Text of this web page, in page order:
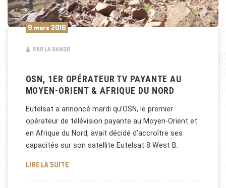
9 mars 2016
PAR LA RANDO
OSN, 1ER OPÉRATEUR TV PAYANTE AU
MOYEN-ORIENT & AFRIQUE DU NORD
Eutelsat a annoncé mardi qu’OSN, le premier
opérateur de télévision payante au Moyen-Orient et
en Afrique du Nord, avait décidé d’accroître ses
capacités sur son satellite Eutelsat 8 West B.
LIRE LA SUITEOSN, 1ER OPÉRATEUR TV PAYANTE AU MOYEN-